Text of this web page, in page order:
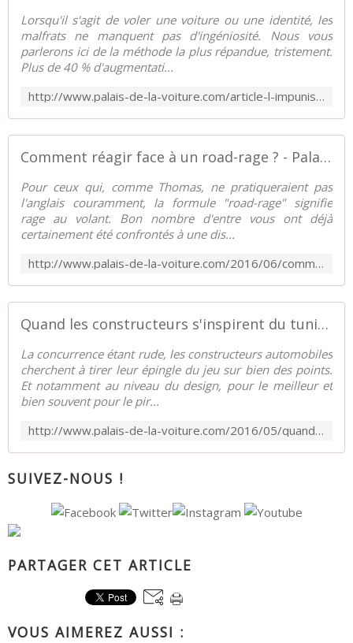
Lorsqu'il s'agit de voler une voiture ou une identité, les
malfrats ne manquent pas d'ingéniosité. Nous vous
parlerons ici de la méthode la plus répandue, tristement.
Plus de 40 % d'augmentati...
http://www.palais-de-la-voiture.com/article-l-impunissable-vol-a-la-doublette-111807854.html
Comment réagir face à un road-rage ? - Palais-de-la-Voiture.com
Pour ceux qui, comme Thomas, ne pratiqueraient pas
l'anglais couramment, la formule "road-rage" signifie
rage au volant. Bon nombre d'entre vous ont déjà
certainement été confrontés à une dis...
http://www.palais-de-la-voiture.com/2016/06/comment-reagir-face-a-un-road-rage.html
Quand les constructeurs s'inspirent du tuning - Palais-de-la-Voiture.com
La concurrence étant rude, les constructeurs automobiles
cherchent à tirer leur épingle du jeu sur bien des points.
Et notamment au niveau du design, pour le meilleur et
bien souvent pour le pir...
http://www.palais-de-la-voiture.com/2016/05/quand-les-constructeurs-s-inspirent-du-tuning.html
SUIVEZ-NOUS !
PARTAGER CET ARTICLE
VOUS AIMEREZ AUSSI :